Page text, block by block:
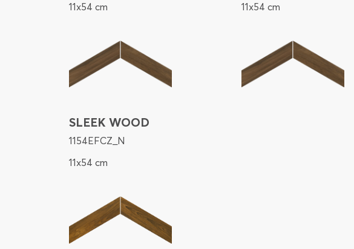
11x54 cm
11x54 cm
SLEEK WOOD
1154EFCZ_N
11x54 cm